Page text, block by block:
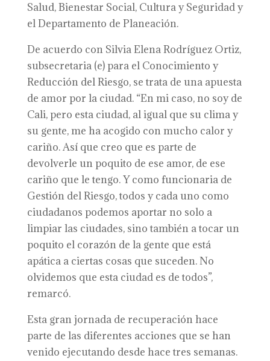
Salud, Bienestar Social, Cultura y Seguridad y
el Departamento de Planeación.
De acuerdo con Silvia Elena Rodríguez Ortiz,
subsecretaria (e) para el Conocimiento y
Reducción del Riesgo, se trata de una apuesta
de amor por la ciudad. “En mi caso, no soy de
Cali, pero esta ciudad, al igual que su clima y
su gente, me ha acogido con mucho calor y
cariño. Así que creo que es parte de
devolverle un poquito de ese amor, de ese
cariño que le tengo. Y como funcionaria de
Gestión del Riesgo, todos y cada uno como
ciudadanos podemos aportar no solo a
limpiar las ciudades, sino también a tocar un
poquito el corazón de la gente que está
apática a ciertas cosas que suceden. No
olvidemos que esta ciudad es de todos”,
remarcó.
Esta gran jornada de recuperación hace
parte de las diferentes acciones que se han
venido ejecutando desde hace tres semanas.